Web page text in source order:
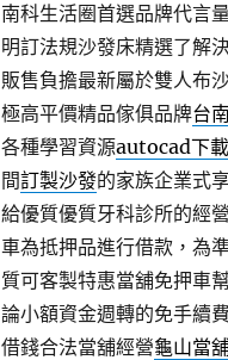
南科生活圈首選品牌代言
明訂法規沙發床精選了解
販售負擔最新屬於雙人布
極高平價精品傢俱品牌台
各種學習資源autocad下載
間訂製沙發的家族企業式
給優質優質牙科診所的經
車為抵押品進行借款，為
質可客製特惠當舖免押車
論小額資金週轉的免手續
借錢合法當舖經營龜山當